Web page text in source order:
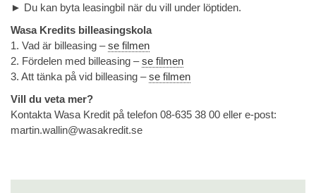
► Du kan byta leasingbil när du vill under löptiden.
Wasa Kredits billeasingskola
1. Vad är billeasing –se filmen
2. Fördelen med billeasing –se filmen
3. Att tänka på vid billeasing –se filmen
Vill du veta mer?
Kontakta Wasa Kredit på telefon 08-635 38 00 eller e-post:
martin.wallin@wasakredit.se